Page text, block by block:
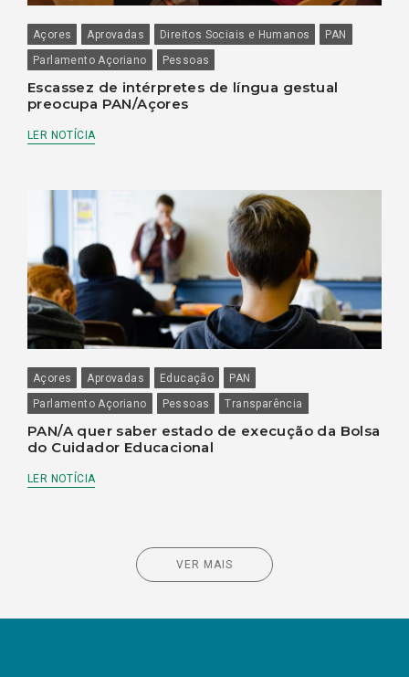
Açores Aprovadas Direitos Sociais e Humanos
PAN
Parlamento Açoriano
Pessoas
Escassez de intérpretes de língua gestual
preocupa PAN/Açores
LER NOTÍCIA
Açores Aprovadas Educação
PAN
Parlamento Açoriano
Pessoas Transparência
PAN/A quer saber estado de execução da Bolsa
do Cuidador Educacional
LER NOTÍCIA
VER MAIS